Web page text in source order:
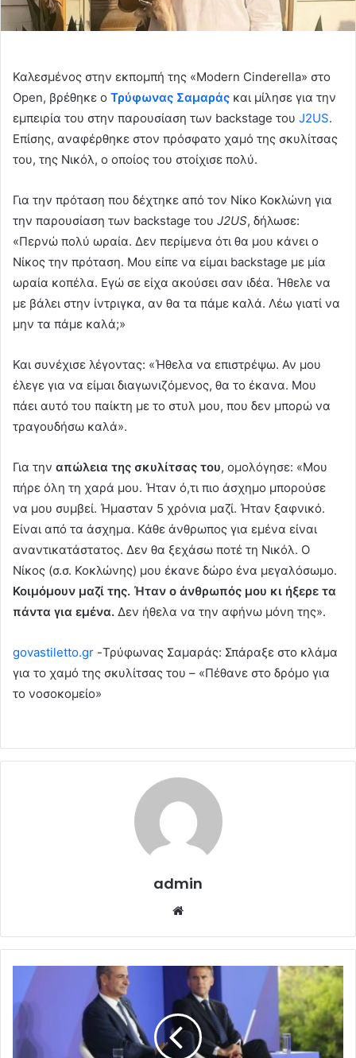
Καλεσμένος στην εκπομπή της «Modern Cinderella» στο
Open, βρέθηκε ο Τρύφωνας Σαμαράς και μίλησε για την
εμπειρία του στην παρουσίαση των backstage του J2US.
Επίσης, αναφέρθηκε στον πρόσφατο χαμό της σκυλίτσας
του, της Νικόλ, ο οποίος του στοίχισε πολύ.
Για την πρόταση που δέχτηκε από τον Νίκο Κοκλώνη για
την παρουσίαση των backstage του J2US, δήλωσε:
«Περνώ πολύ ωραία. Δεν περίμενα ότι θα μου κάνει ο
Νίκος την πρόταση. Μου είπε να είμαι backstage με μία
ωραία κοπέλα. Εγώ σε είχα ακούσει σαν ιδέα. Ήθελε να
με βάλει στην ίντριγκα, αν θα τα πάμε καλά. Λέω γιατί να
μην τα πάμε καλά;»
Και συνέχισε λέγοντας: «Ήθελα να επιστρέψω. Αν μου
έλεγε για να είμαι διαγωνιζόμενος, θα το έκανα. Μου
πάει αυτό του παίκτη με το στυλ μου, που δεν μπορώ να
τραγουδήσω καλά».
Για την απώλεια της σκυλίτσας του, ομολόγησε: «Μου
πήρε όλη τη χαρά μου. Ήταν ό,τι πιο άσχημο μπορούσε
να μου συμβεί. Ήμασταν 5 χρόνια μαζί. Ήταν ξαφνικό.
Είναι από τα άσχημα. Κάθε άνθρωπος για εμένα είναι
αναντικατάστατος. Δεν θα ξεχάσω ποτέ τη Νικόλ. Ο
Νίκος (σ.σ. Κοκλώνης) μου έκανε δώρο ένα μεγαλόσωμο.
Κοιμόμουν μαζί της. Ήταν ο άνθρωπός μου κι ήξερε τα
πάντα για εμένα. Δεν ήθελα να την αφήνω μόνη της».
govastiletto.gr -Τρύφωνας Σαμαράς: Σπάραξε στο κλάμα
για το χαμό της σκυλίτσας του – «Πέθανε στο δρόμο για
το νοσοκομείο»
admin